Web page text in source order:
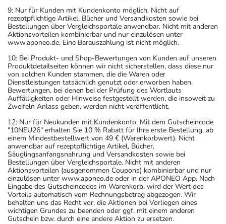
9: Nur für Kunden mit Kundenkonto möglich. Nicht auf
rezeptpflichtige Artikel, Bücher und Versandkosten sowie bei
Bestellungen über Vergleichsportale anwendbar. Nicht mit anderen
Aktionsvorteilen kombinierbar und nur einzulösen unter
www.aponeo.de. Eine Barauszahlung ist nicht möglich.
10: Bei Produkt- und Shop-Bewertungen von Kunden auf unseren
Produktdetailseiten können wir nicht sicherstellen, dass diese nur
von solchen Kunden stammen, die die Waren oder
Dienstleistungen tatsächlich genutzt oder erworben haben.
Bewertungen, bei denen bei der Prüfung des Wortlauts
Auffälligkeiten oder Hinweise festgestellt werden, die insoweit zu
Zweifeln Anlass geben, werden nicht veröffentlicht.
12: Nur für Neukunden mit Kundenkonto. Mit dem Gutscheincode
"10NEU26" erhalten Sie 10 % Rabatt für Ihre erste Bestellung, ab
einem Mindestbestellwert von 49 € (Warenkorbwert). Nicht
anwendbar auf rezeptpflichtige Artikel, Bücher,
Säuglingsanfangsnahrung und Versandkosten sowie bei
Bestellungen über Vergleichsportale. Nicht mit anderen
Aktionsvorteilen (ausgenommen Coupons) kombinierbar und nur
einzulösen unter www.aponeo.de oder in der APONEO App. Nach
Eingabe des Gutscheincodes im Warenkorb, wird der Wert des
Vorteils automatisch vom Rechnungsbetrag abgezogen. Wir
behalten uns das Recht vor, die Aktionen bei Vorliegen eines
wichtigen Grundes zu beenden oder ggf. mit einem anderen
Gutschein bzw. durch eine andere Aktion zu ersetzen.